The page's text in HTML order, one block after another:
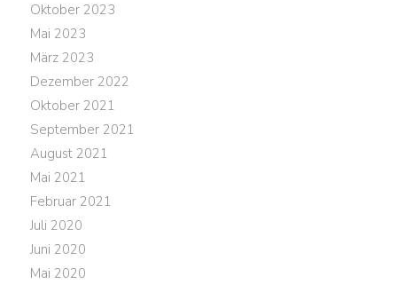
Oktober 2023
Mai 2023
März 2023
Dezember 2022
Oktober 2021
September 2021
August 2021
Mai 2021
Februar 2021
Juli 2020
Juni 2020
Mai 2020